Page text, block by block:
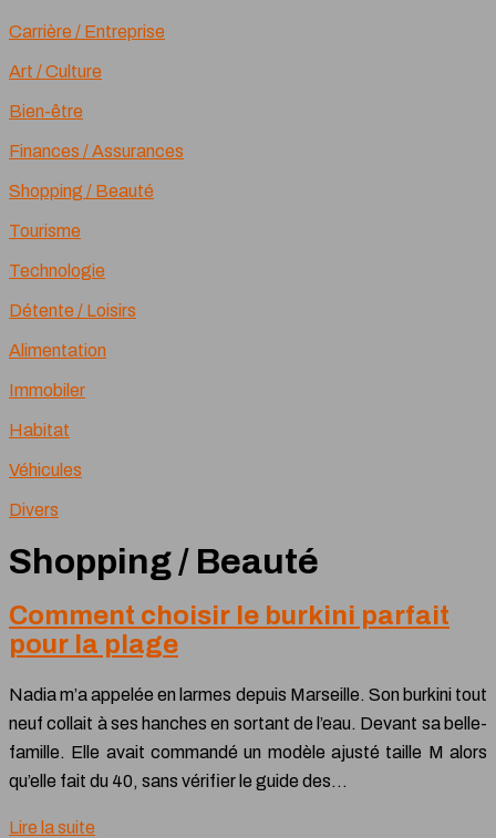
Carrière / Entreprise
Art / Culture
Bien-être
Finances / Assurances
Shopping / Beauté
Tourisme
Technologie
Détente / Loisirs
Alimentation
Immobiler
Habitat
Véhicules
Divers
Shopping / Beauté
Comment choisir le burkini parfait
pour la plage
Nadia m’a appelée en larmes depuis Marseille. Son burkini tout
neuf collait à ses hanches en sortant de l’eau. Devant sa belle-
famille. Elle avait commandé un modèle ajusté taille M alors
qu’elle fait du 40, sans vérifier le guide des…
Lire la suite